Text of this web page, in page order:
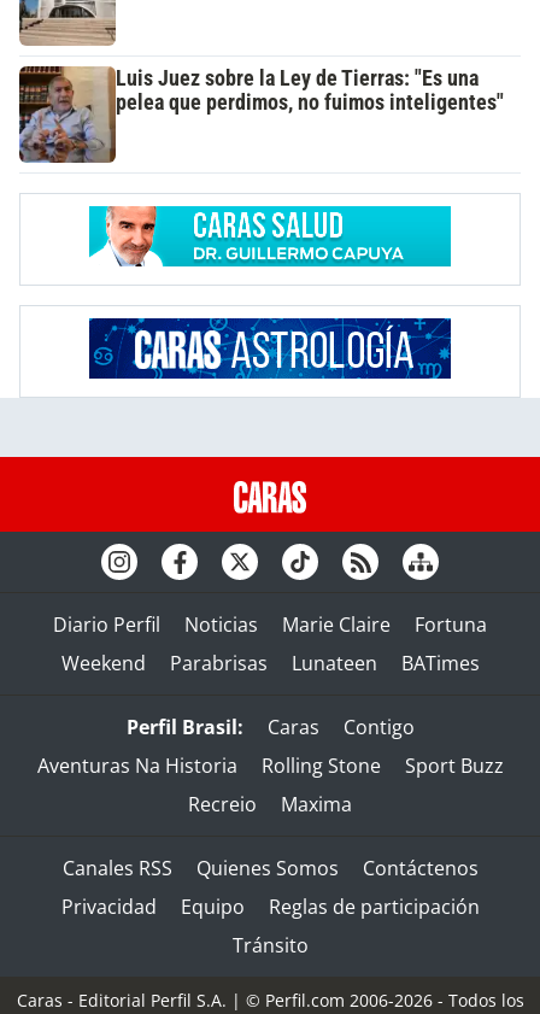
Luis Juez sobre la Ley de Tierras: "Es una
pelea que perdimos, no fuimos inteligentes"
Diario Perfil Noticias Marie Claire
Fortuna
Weekend
Parabrisas Lunateen BATimes
Perfil Brasil: Caras
Contigo
Aventuras Na Historia
Rolling Stone
Sport Buzz
Recreio
Maxima
Canales RSS Quienes Somos
Contáctenos
Privacidad
Equipo
Reglas de participación
Tránsito
Caras - Editorial Perfil S.A. | © Perfil.com 2006-2026 - Todos los